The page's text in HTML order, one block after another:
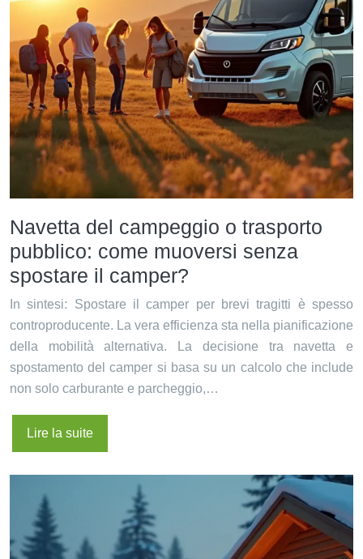
Navetta del campeggio o trasporto
pubblico: come muoversi senza
spostare il camper?
In sintesi: Spostare il camper per brevi tragitti è spesso
controproducente. La vera efficienza sta nella pianificazione
della mobilità alternativa. La decisione tra navetta e
spostamento del camper si basa su un calcolo che include
non solo carburante e parcheggio,…
Lire la suite